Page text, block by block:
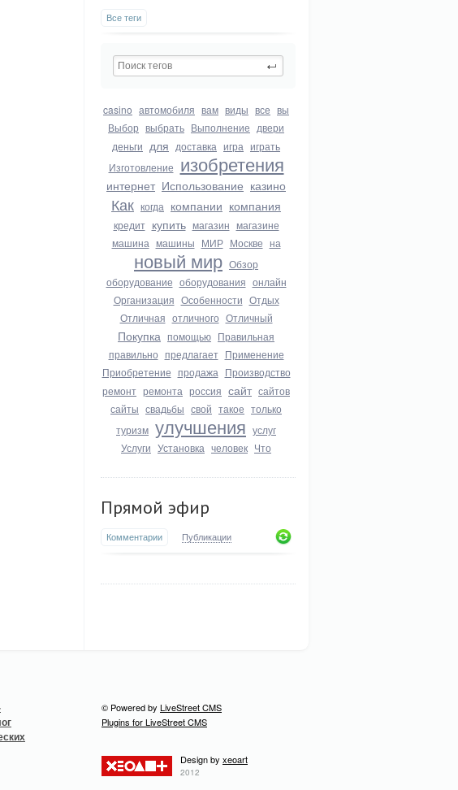
Все теги
casino автомобиля вам виды все вы
Выбор выбрать Выполнение двери
деньги для доставка игра играть
Изготовление изобретения
интернет Использование казино
Как когда компании компания
кредит купить магазин магазине
машина машины МИР Москве на
новый мир Обзор
оборудование оборудования онлайн
Организация Особенности Отдых
Отличная отличного Отличный
Покупка помощью Правильная
правильно предлагает Применение
Приобретение продажа Производство
ремонт ремонта россия сайт сайтов
сайты свадьбы свой такое только
туризм улучшения услуг
Услуги Установка человек Что
Прямой эфир
Комментарии Публикации
© Powered by LiveStreet CMS
Plugins for LiveStreet CMS
Design by xeoart
2012